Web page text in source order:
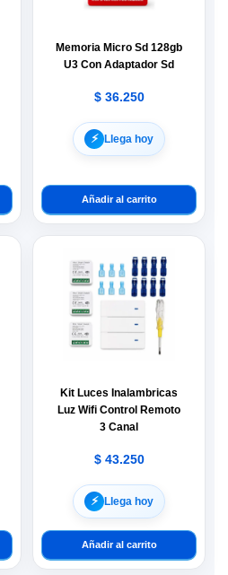
Memoria Micro Sd 128gb
U3 Con Adaptador Sd
$36.250
⚡︎ Llega hoy
Añadir al carrito
Kit Luces Inalambricas
Luz Wifi Control Remoto
3 Canal
$43.250
⚡︎ Llega hoy
Añadir al carrito